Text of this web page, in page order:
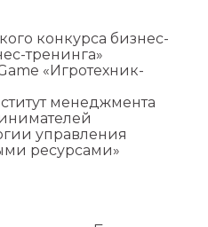
конкурса бизнес-
тренинга»
«Игротехник-
менеджмента
управления
ресурсами»